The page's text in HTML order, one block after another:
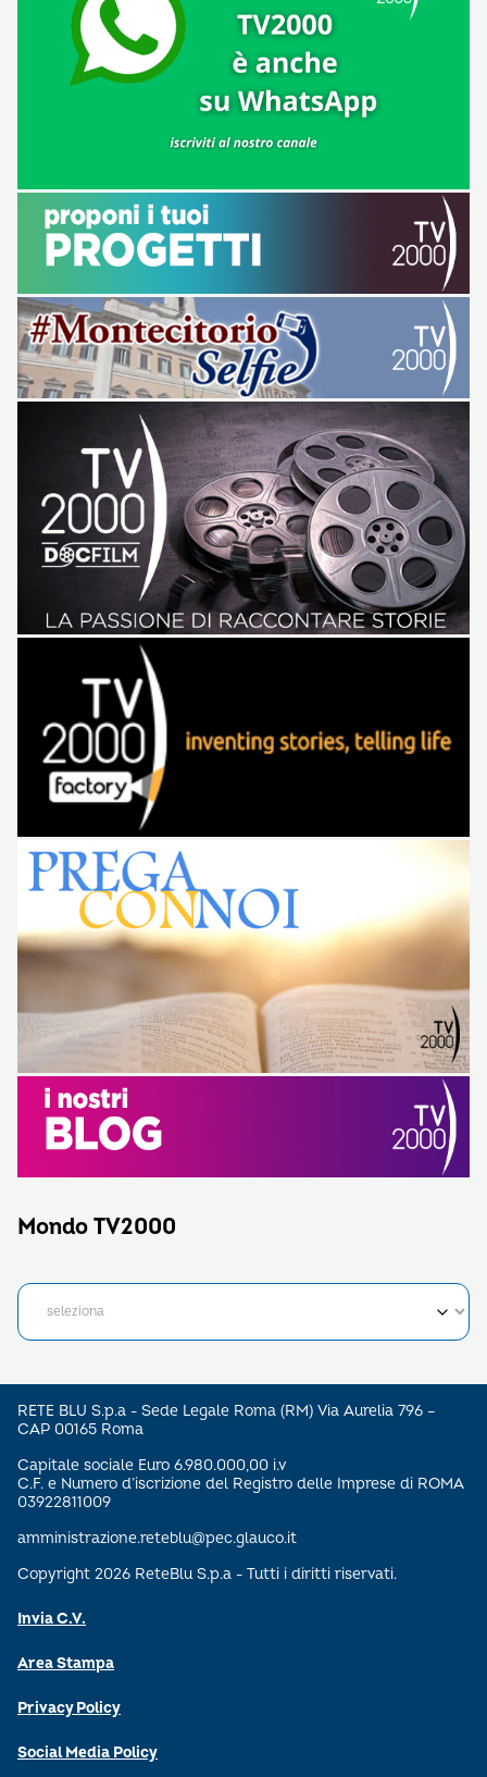
Mondo TV2000
RETE BLU S.p.a - Sede Legale Roma (RM) Via Aurelia 796 –
CAP 00165 Roma
Capitale sociale Euro 6.980.000,00 i.v
C.F. e Numero d’iscrizione del Registro delle Imprese di ROMA
03922811009
amministrazione.reteblu@pec.glauco.it
Copyright 2026 ReteBlu S.p.a - Tutti i diritti riservati.
Invia C.V.
Area Stampa
Privacy Policy
Social Media Policy